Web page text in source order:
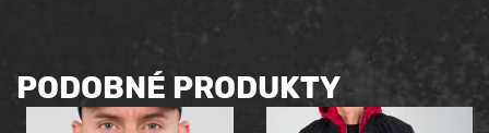
PODOBNÉ PRODUKTY